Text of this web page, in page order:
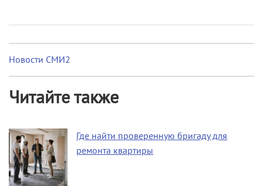
Новости СМИ2
Читайте также
Где найти проверенную бригаду для
ремонта квартиры